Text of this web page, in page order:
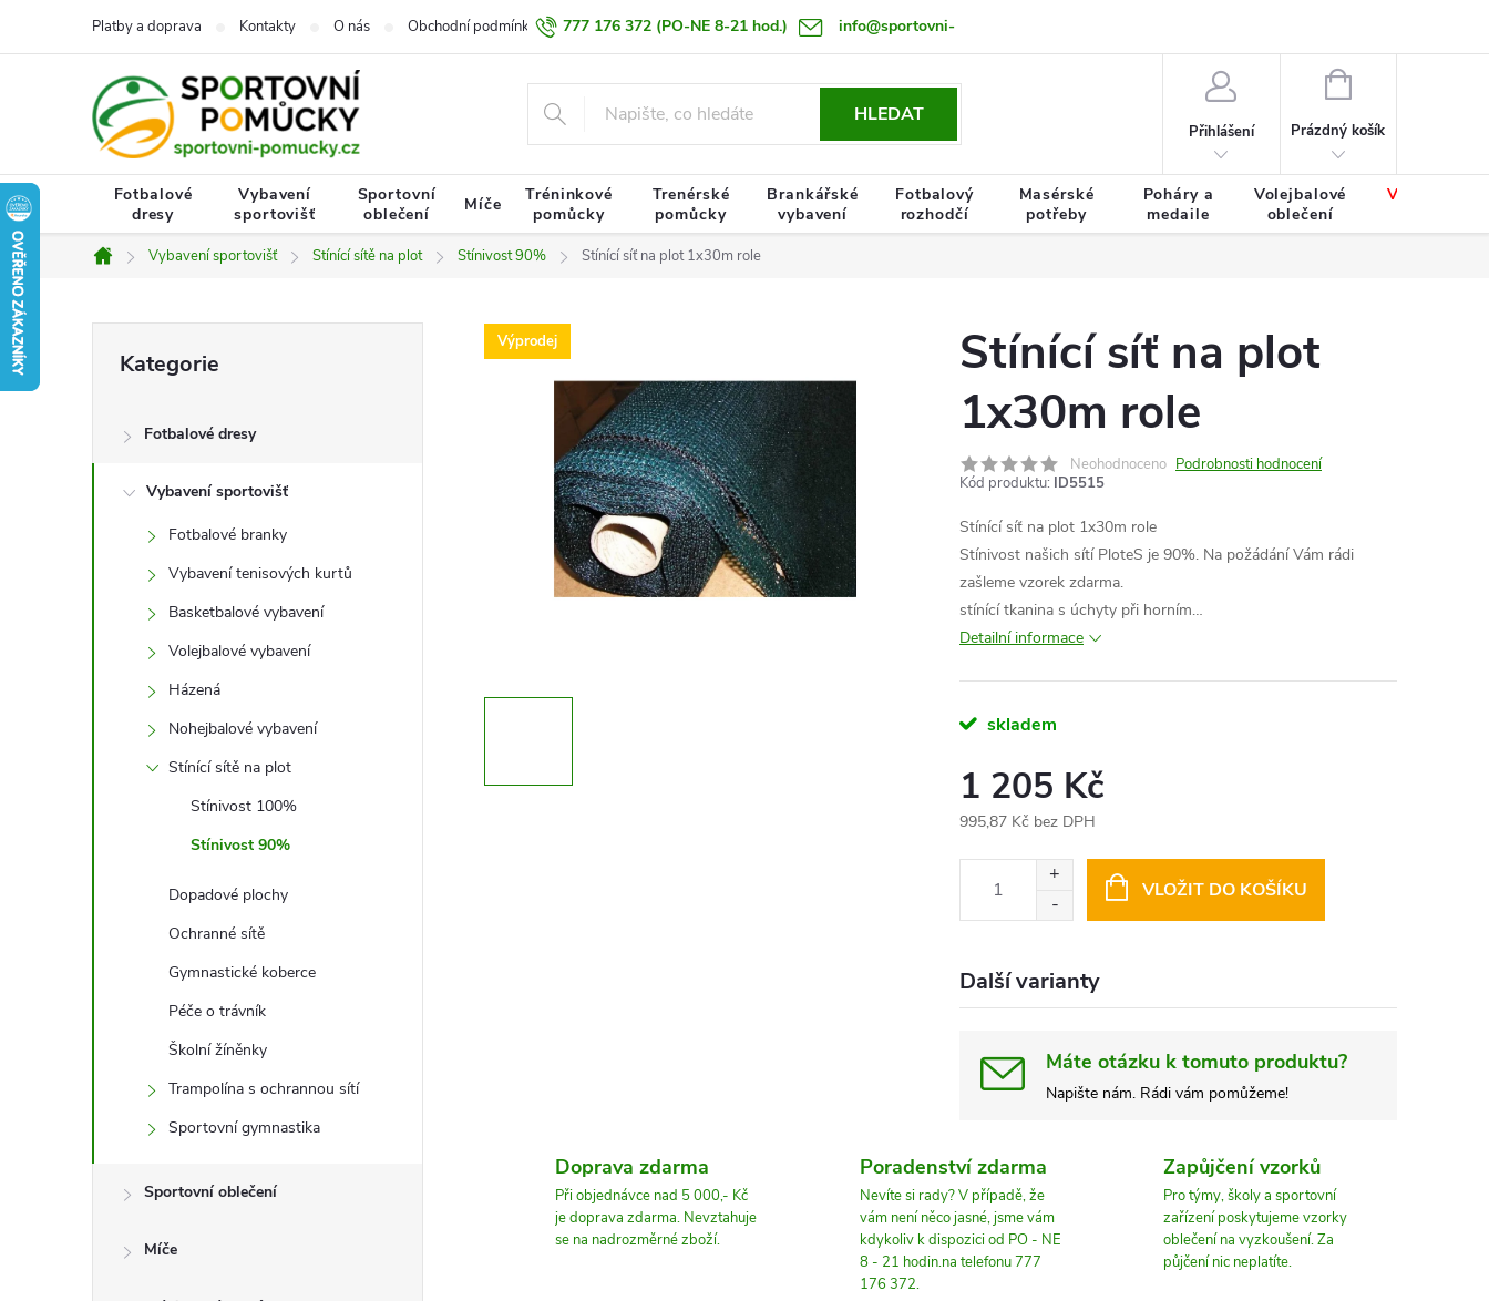
777 176 372 (PO-NE 8-21 hod.) info@sportovni-
pomucky.cz
Platby a doprava Kontakty O nás Obchodní podmínky Zásady zpracování osobních údajů Termín doručení zboží
HLEDAT
Přihlášení
NÁKUPNÍ
Prázdný košík
Fotbalové
dresy
Vybavení
sportovišť
Sportovní
oblečení
Míče
Tréninkové
pomůcky
Trenérské
pomůcky
Brankářské
vybavení
Fotbalový
rozhodčí
Masérské
potřeby
Poháry a
medaile
Volejbalové
oblečení
Výprodej
Domů
Vybavení sportovišť Stínící sítě na plot Stínivost 90% Stínící síť na plot 1x30m role
s
kategorie
Kategorie
Fotbalové dresy
Vybavení sportovišť
Fotbalové branky
Vybavení tenisových kurtů
Basketbalové vybavení
Volejbalové vybavení
Házená
Nohejbalové vybavení
Stínící sítě na plot
Stínivost 100%
Stínivost 90%
Dopadové plochy
Ochranné sítě
Gymnastické koberce
Péče o trávník
Školní žíněnky
Trampolína s ochrannou sítí
Sportovní gymnastika
Sportovní oblečení
Míče
Výprodej
Stínící síť na plot
1x30m role
Neohodnoceno Podrobnosti hodnocení
Kód produktu: ID5515
Stínící síť na plot 1x30m role
Stínivost našich sítí PloteS je 90%. Na požádání Vám rádi
zašleme vzorek zdarma.
stínící tkanina s úchyty při horním…
Detailní informace
skladem
1 205 Kč
995,87 Kč bez DPH
VLOŽIT DO KOŠÍKU
Další varianty
Máte otázku k tomuto produktu?
Napište nám. Rádi vám pomůžeme!
Doprava zdarma
Při objednávce nad 5 000,- Kč
je doprava zdarma. Nevztahuje
se na nadrozměrné zboží.
Poradenství zdarma
Nevíte si rady? V případě, že
vám není něco jasné, jsme vám
kdykoliv k dispozici od PO - NE
8 - 21 hodin.na telefonu 777
176 372.
Zapůjčení vzorků
Pro týmy, školy a sportovní
zařízení poskytujeme vzorky
oblečení na vyzkoušení. Za
půjčení nic neplatíte.